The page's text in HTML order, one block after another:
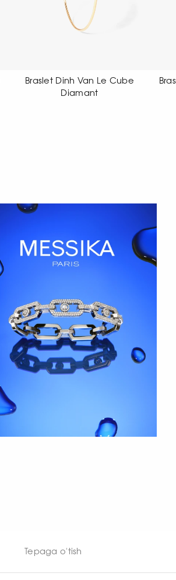
Braslet Dinh Van Le Cube
Diamant
Tepaga o'tish